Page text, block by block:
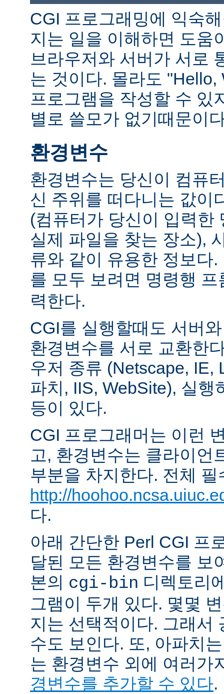
CGI 프로그래밍에 익숙
지는 일을 이해하면 도움
브라우저와 서버가 서로
는 것이다. 몰라도
프로그램을 작성할 수 있
별로 쓸모가 없기때문이
환경변수
환경변수는 당신이 컴퓨
신 주위를 떠다니는 값이
(컴퓨터가 당신이 입력한
실제 파일을 찾는 장소),
류와 같이 유용한 정보다
를 모두 보려면 명령행
력한다.
CGI를 실행할때도 서버
환경변수를 서로 교환한
우저 종류 (Netscape, IE,
파치, IIS, WebSite), 실행
등이 있다.
CGI 프로그래머는 이런
고, 환경변수는 클라이언
부분을 차지한다. 전체
http://
다.
아래 간단한 Perl CGI 프
달된 모든 환경변수를 보
본의 cgi-bin 디렉토리
그램이 두개 있다. 몇몇
지는 선택적이다. 그래서
수도 보인다. 또, 아파치
는 환경변수 외에 여러가
경변수를 추가할 수 있다.